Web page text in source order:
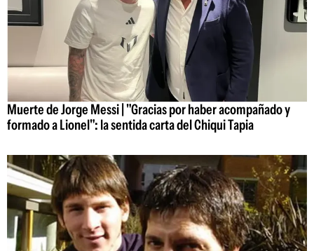
Muerte de Jorge Messi | "Gracias por haber acompañado y
formado a Lionel": la sentida carta del Chiqui Tapia